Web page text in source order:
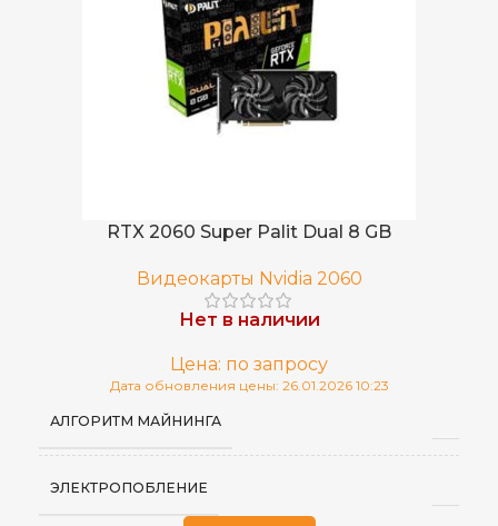
RTX 2060 Super Palit Dual 8 GB
Видеокарты Nvidia 2060
Нет в наличии
Цена: по запросу
Дата обновления цены: 26.01.2026 10:23
АЛГОРИТМ МАЙНИНГА
ЭЛЕКТРОПОБЛЕНИЕ